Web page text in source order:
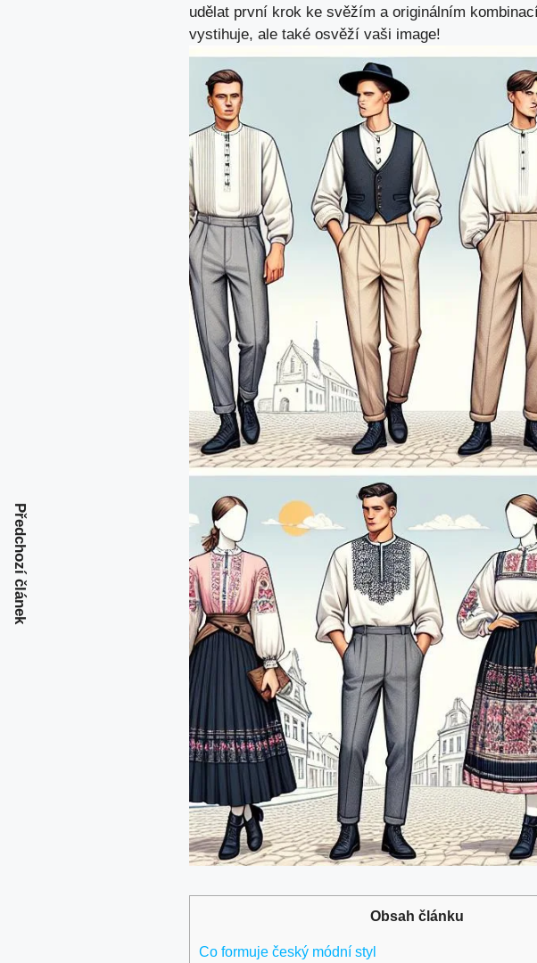
udělat první krok ke svěžím a originálním
vystihuje, ale také osvěží vaši image!
Obsah článku
Co formuje český módní styl
Předchozí článek